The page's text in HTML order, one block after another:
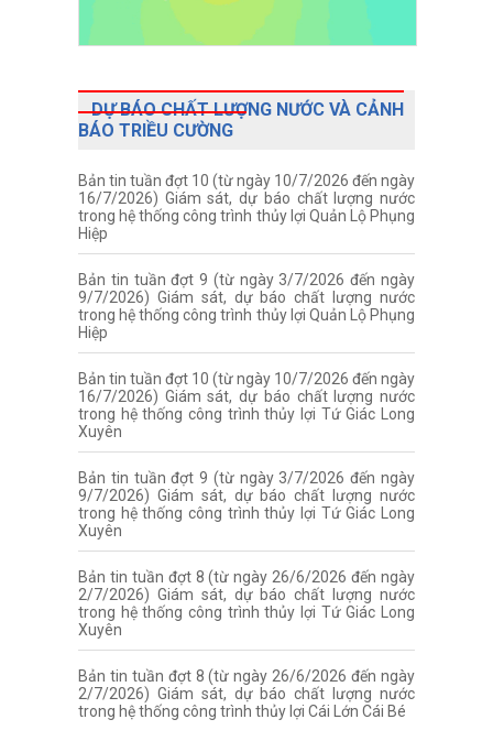
DỰ BÁO CHẤT LƯỢNG NƯỚC VÀ CẢNH
BÁO TRIỀU CƯỜNG
Bản tin tuần đợt 10 (từ ngày 10/7/2026 đến ngày
16/7/2026) Giám sát, dự báo chất lượng nước
trong hệ thống công trình thủy lợi Quản Lộ Phụng
Hiệp
Bản tin tuần đợt 9 (từ ngày 3/7/2026 đến ngày
9/7/2026) Giám sát, dự báo chất lượng nước
trong hệ thống công trình thủy lợi Quản Lộ Phụng
Hiệp
Bản tin tuần đợt 10 (từ ngày 10/7/2026 đến ngày
16/7/2026) Giám sát, dự báo chất lượng nước
trong hệ thống công trình thủy lợi Tứ Giác Long
Xuyên
Bản tin tuần đợt 9 (từ ngày 3/7/2026 đến ngày
9/7/2026) Giám sát, dự báo chất lượng nước
trong hệ thống công trình thủy lợi Tứ Giác Long
Xuyên
Bản tin tuần đợt 8 (từ ngày 26/6/2026 đến ngày
2/7/2026) Giám sát, dự báo chất lượng nước
trong hệ thống công trình thủy lợi Tứ Giác Long
Xuyên
Bản tin tuần đợt 8 (từ ngày 26/6/2026 đến ngày
2/7/2026) Giám sát, dự báo chất lượng nước
trong hệ thống công trình thủy lợi Cái Lớn Cái Bé